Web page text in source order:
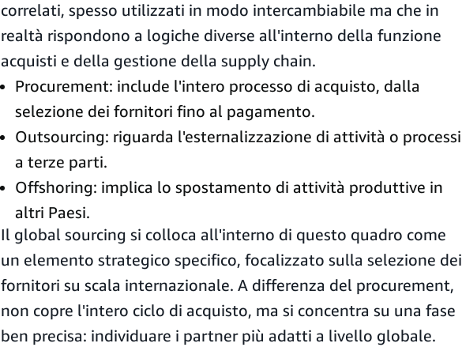
correlati, spesso utilizzati in modo intercambiabile ma che in
realtà rispondono a logiche diverse all'interno della funzione
acquisti e della gestione della supply chain.
Procurement: include l'intero processo di acquisto, dalla
selezione dei fornitori fino al pagamento.
Outsourcing: riguarda l'esternalizzazione di attività o processi
a terze parti.
Offshoring: implica lo spostamento di attività produttive in
altri Paesi.
Il global sourcing si colloca all'interno di questo quadro come
un elemento strategico specifico, focalizzato sulla selezione dei
fornitori su scala internazionale. A differenza del procurement,
non copre l'intero ciclo di acquisto, ma si concentra su una fase
ben precisa: individuare i partner più adatti a livello globale.